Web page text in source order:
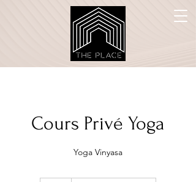
Cours Privé Yoga
Yoga Vinyasa